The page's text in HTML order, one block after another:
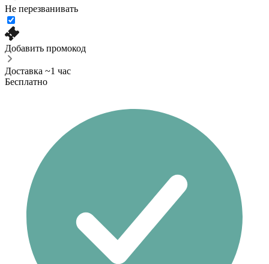
Не перезванивать
Добавить промокод
Доставка ~1 час
Бесплатно